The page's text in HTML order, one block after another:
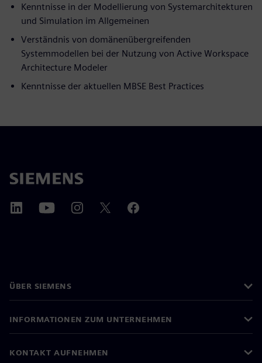
Kenntnisse in der Modellierung von Systemarchitekturen
und Simulation im Allgemeinen
Verständnis von domänenübergreifenden
Systemmodellen bei der Nutzung von Active Workspace
Architecture Modeler
Kenntnisse der aktuellen MBSE Best Practices
ÜBER SIEMENS
INFORMATIONEN ZUM UNTERNEHMEN
KONTAKT AUFNEHMEN